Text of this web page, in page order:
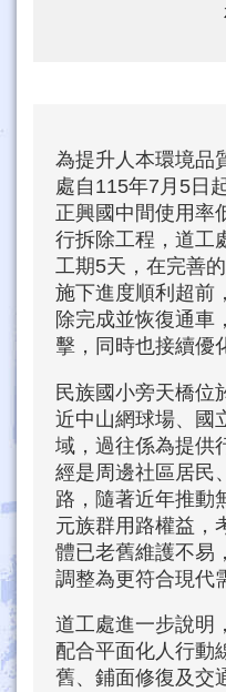
為提升人本環境品
處自115年7月5日
正興國中間使用率
行拆除工程，道工
工期5天，在完善
施下進度順利超前
除完成並恢復通車
擊，同時也接續優
民族國小旁天橋位
近中山網球場、國
域，過往係為提供
經是周邊社區居民
路，隨著近年推動
元族群用路權益，
體已老舊維護不易
調整為更符合現代
道工處進一步說明
配合平面化人行動
舊、鋪面修復及交